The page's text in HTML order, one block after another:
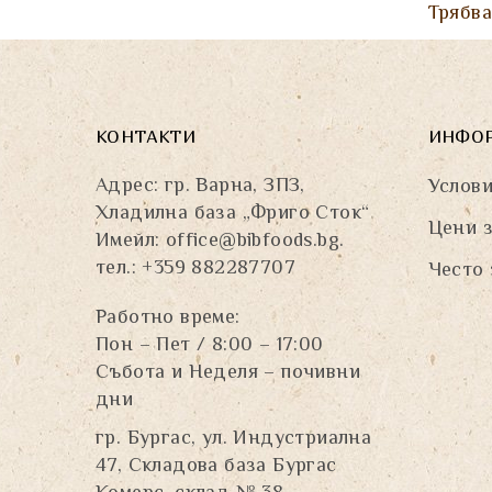
КОНТАКТИ
Адрес: гр. Варна, ЗПЗ,
Хладилна база „Фриго Сток“
Имейл:office@bibfoods.bg.
тел.: +359 882287707
Работно време:
Пон – Пет / 8:00 – 17:00
Събота и Неделя – почивни
дни
гр. Бургас, ул. Индустриална
47, Складова база Бургас
Цени
Често